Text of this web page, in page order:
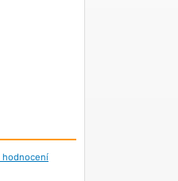
hodnocení